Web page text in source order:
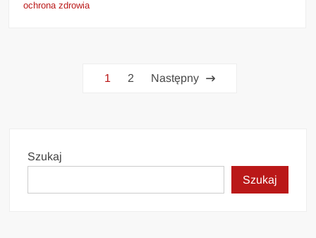
ochrona zdrowia
Stronicowanie
1 2 Następny
Szukaj
Szukaj